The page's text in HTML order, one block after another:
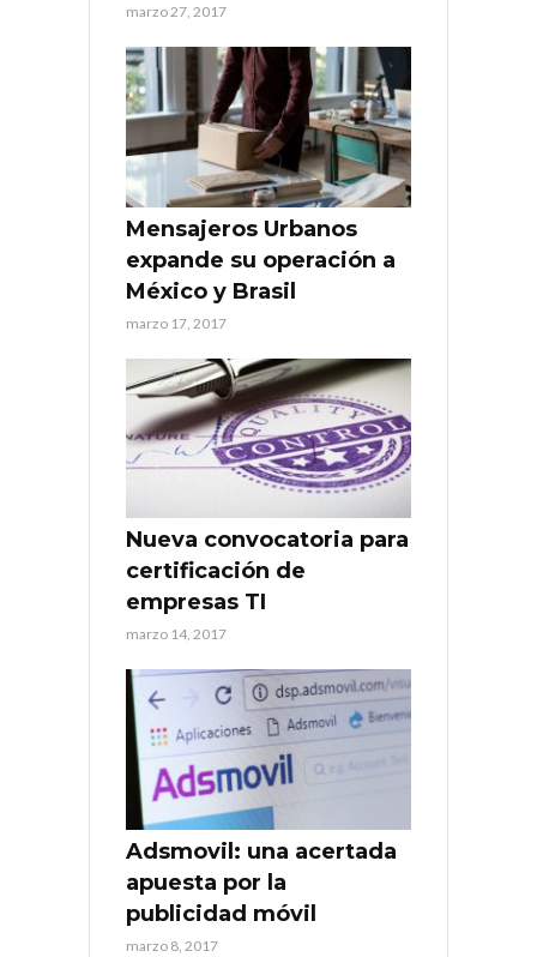
marzo 27, 2017
Mensajeros Urbanos
expande su operación a
México y Brasil
marzo 17, 2017
Nueva convocatoria para
certificación de
empresas TI
marzo 14, 2017
Adsmovil: una acertada
apuesta por la
publicidad móvil
marzo 8, 2017